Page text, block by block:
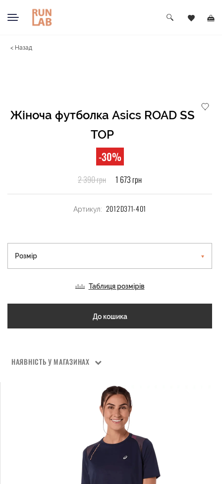
< Назад
Жіноча футболка Asics ROAD SS
TOP
-30%
2 390 грн 1 673 грн
Артикул: 2012D371-401
Розмір
Таблиця розмірів
До кошика
НАЯВНІСТЬ У МАГАЗИНАХ